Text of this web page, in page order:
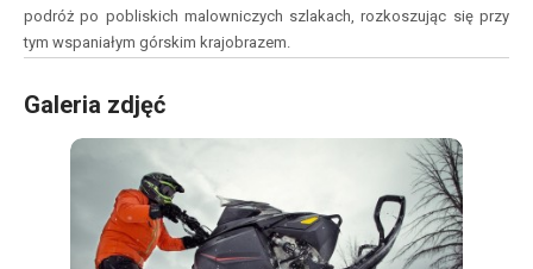
podróż po pobliskich malowniczych szlakach, rozkoszując się przy
tym wspaniałym górskim krajobrazem.
Galeria zdjęć